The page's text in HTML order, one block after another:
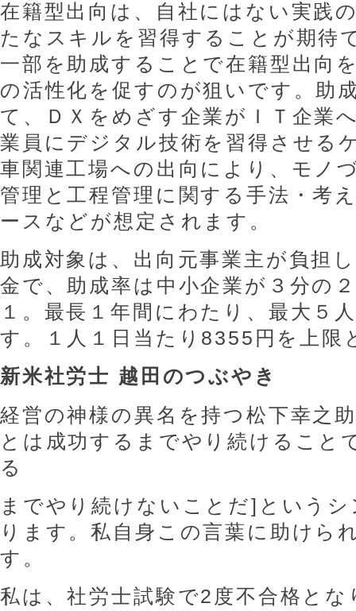
在籍型出向は、自社にはない実践
たなスキルを習得することが期待
一部を助成することで在籍型出向
の活性化を促すのが狙いです。助
て、ＤＸをめざす企業がＩＴ企業
業員にデジタル技術を習得させる
車関連工場への出向により、モノ
管理と工程管理に関する手法・考
ースなどが想定されます。
助成対象は、出向元事業主が負担
金で、助成率は中小企業が３分の
１。最長１年間にわたり、最大５
す。１人１日当たり8355円を上限
新米社労士 越田のつぶやき
経営の神様の異名を持つ松下幸之
とは成功するまでやり続けること
る
までやり続けないことだ]という
ります。私自身この言葉に助けら
す。
私は、社労士試験で2度不合格と